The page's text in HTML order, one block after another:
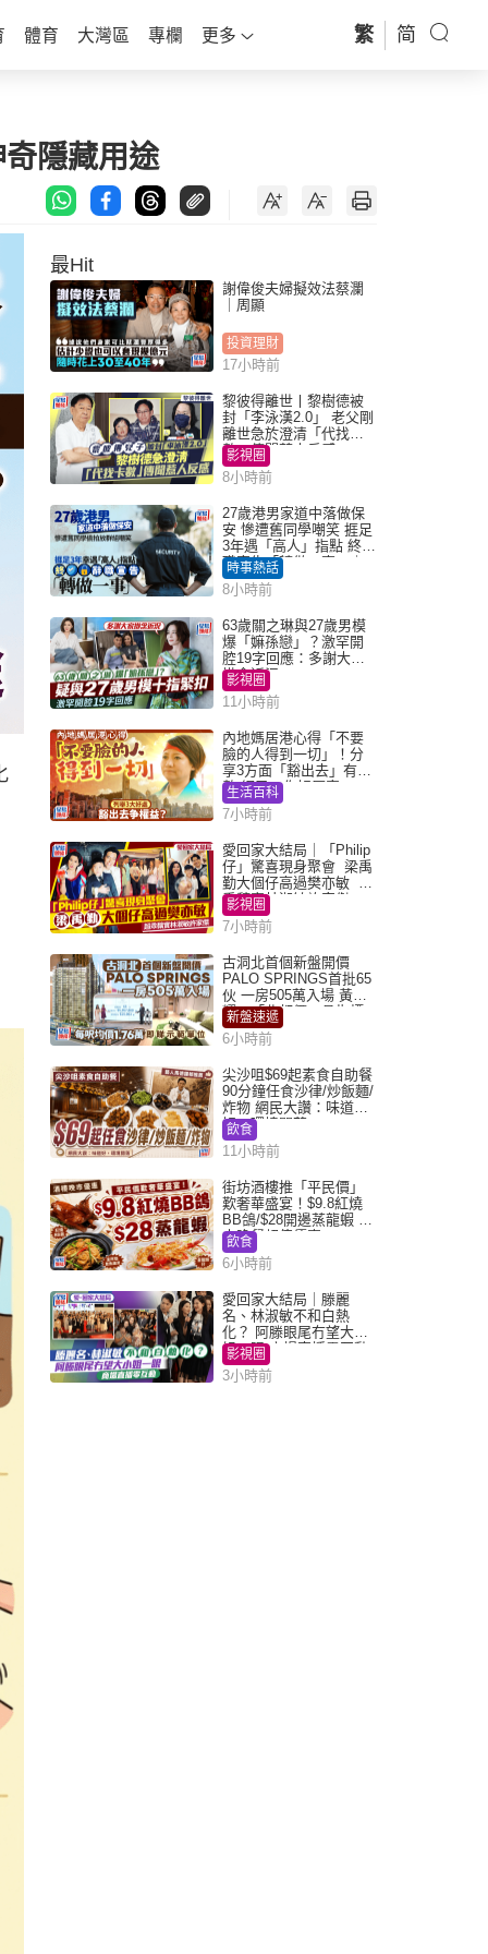
體育 大灣區 專欄 更多 繁 简
隱藏用途
最Hit
謝偉俊夫婦擬效法蔡瀾
｜周顯
投資理財
17小時前
黎彼得離世丨黎樹德被
封「李泳漢2.0」 老父剛
離世急於澄清「代找卡
數」傳聞惹人反感
影視圈
8小時前
27歲港男家道中落做保
安 慘遭舊同學嘲笑 捱足
3年遇「高人」指點 終辭
職宣告「轉做一事」｜
Juicy叮
時事熱話
8小時前
63歲關之琳與27歲男模
爆「嫲孫戀」？激罕開
腔19字回應：多謝大家
掛念近況
影視圈
11小時前
內地媽居港心得「不要
臉的人得到一切」！分
享3方面「豁出去」有著
數 網民：你好厲害
生活百科
7小時前
愛回家大結局｜「Philip
仔」驚喜現身聚會 梁禹
勤大個仔高過樊亦敏 超
乖黐實林淑敏許家傑
影視圈
7小時前
古洞北首個新盤開價
PALO SPRINGS首批65
伙 一房505萬入場 黃光
耀：「北都價」具指標
作用
新盤速遞
6小時前
尖沙咀$69起素食自助餐
90分鐘任食沙律/炒飯麵/
炸物 網民大讚：味道
好，環境闊落
飲食
11小時前
街坊酒樓推「平民價」
歎奢華盛宴！$9.8紅燒
BB鴿/$28開邊蒸龍蝦 3
大晚餐超值優惠
飲食
6小時前
愛回家大結局｜滕麗
名、林淑敏不和白熱
化？ 阿滕眼尾冇望大小
姐一眼 商場直播零互動
影視圈
3小時前